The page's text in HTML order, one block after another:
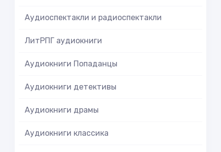
Аудиоспектакли и радиоспектакли
ЛитРПГ аудиокниги
Аудиокниги Попаданцы
Аудиокниги детективы
Аудиокниги драмы
Аудиокниги классика